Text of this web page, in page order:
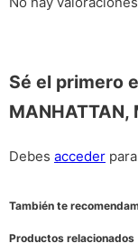
Sé el primero
MANHATTAN,
Debes acceder
También te
Productos relacionados